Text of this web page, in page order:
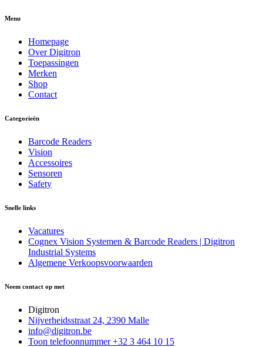
Menu
Homepage
Over Digitron
Toepassingen
Merken
Shop
Contact
Categorieën
Barcode Readers
Vision
Accessoires
Sensoren
Safety
Snelle links
Vacatures
Cognex Vision Systemen & Barcode Readers | Digitron
Industrial Systems
Algemene Verkoopsvoorwaarden
Neem contact op met
Digitron
Nijverheidsstraat 24, 2390 Malle
info@digitron.be
Toon telefoonnummer+32 3 464 10 15